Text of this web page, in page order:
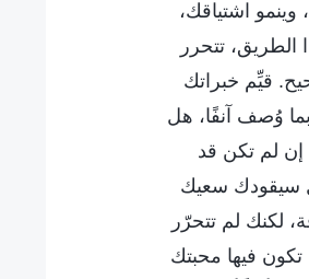
اشتياقك،
تتحرر
قيِّم خبراتك
وُصف آنفًا، هل
لم تكن قد
سيقودك سعيك
لكنك لم تتحرّر
فيها محبتك